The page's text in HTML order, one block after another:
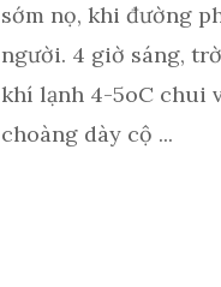
sớm nọ, khi đường
người. 4 giờ sáng,
khí lạnh 4-5oC chui
choàng dày cộ ...